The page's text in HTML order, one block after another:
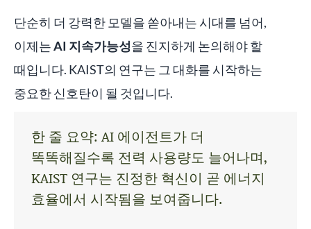
단순히 더 강력한 모델을 쏟아내는 시대를 넘어,
이제는AI 지속가능성을 진지하게 논의해야 할
때입니다. KAIST의 연구는 그 대화를 시작하는
중요한 신호탄이 될 것입니다.
한 줄 요약: AI 에이전트가 더
똑똑해질수록 전력 사용량도 늘어나며,
KAIST 연구는 진정한 혁신이 곧 에너지
효율에서 시작됨을 보여줍니다.